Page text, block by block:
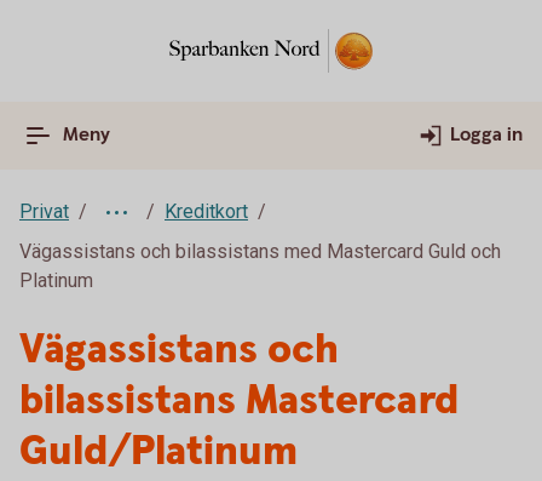
Meny Logga in
Privat
Kreditkort
Vägassistans och bilassistans med Mastercard Guld och
Platinum
Vägassistans och
bilassistans Mastercard
Guld/Platinum